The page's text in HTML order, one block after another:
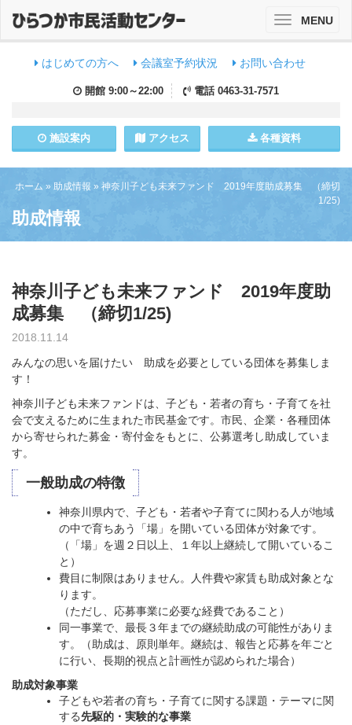
はじめての方へ 会議室予約状況 お問い合わせ
開館 9:00～22:00 電話 0463-31-7571
施設案内 アクセス 各種資料
ToggleMENU
ホーム » 助成情報 » 神奈川子ども未来ファンド 2019年度助成募集 （締切
1/25)
助成情報
神奈川子ども未来ファンド 2019年度助
成募集 （締切1/25)
2018.11.14
みんなの思いを届けたい 助成を必要としている団体を募集しま
す！
神奈川子ども未来ファンドは、子ども・若者の育ち・子育てを社
会で支えるために生まれた市民基金です。市民、企業・各種団体
から寄せられた募金・寄付金をもとに、公募選考し助成していま
す。
一般助成の特徴
神奈川県内で、子ども・若者や子育てに関わる人が地域
の中で育ちあう「場」を開いている団体が対象です。
（「場」を週２日以上、１年以上継続して開いているこ
と）
費目に制限はありません。人件費や家賃も助成対象とな
ります。
（ただし、応募事業に必要な経費であること）
同一事業で、最長３年までの継続助成の可能性がありま
す。（助成は、原則単年。継続は、報告と応募を年ごと
に行い、長期的視点と計画性が認められた場合）
助成対象事業
子どもや若者の育ち・子育てに関する課題・テーマに関
する先駆的・実験的な事業